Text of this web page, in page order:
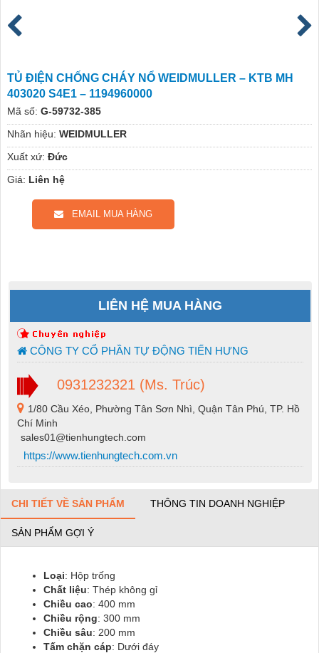
TỦ ĐIỆN CHỐNG CHÁY NỔ WEIDMULLER – KTB MH
403020 S4E1 – 1194960000
Mã số: G-59732-385
Nhãn hiệu: WEIDMULLER
Xuất xứ: Đức
Giá: Liên hệ
EMAIL MUA HÀNG
LIÊN HỆ MUA HÀNG
CÔNG TY CỔ PHẦN TỰ ĐỘNG TIẾN HƯNG
0931232321 (Ms. Trúc)
1/80 Cầu Xéo, Phường Tân Sơn Nhì, Quận Tân Phú, TP. Hồ
Chí Minh
sales01@tienhungtech.com
https://www.tienhungtech.com.vn
CHI TIẾT VỀ SẢN PHẨM THÔNG TIN DOANH NGHIỆP
SẢN PHẨM GỢI Ý
Loại: Hộp trống
Chất liệu: Thép không gỉ
Chiều cao: 400 mm
Chiều rộng: 300 mm
Chiều sâu: 200 mm
Tấm chặn cáp: Dưới đáy